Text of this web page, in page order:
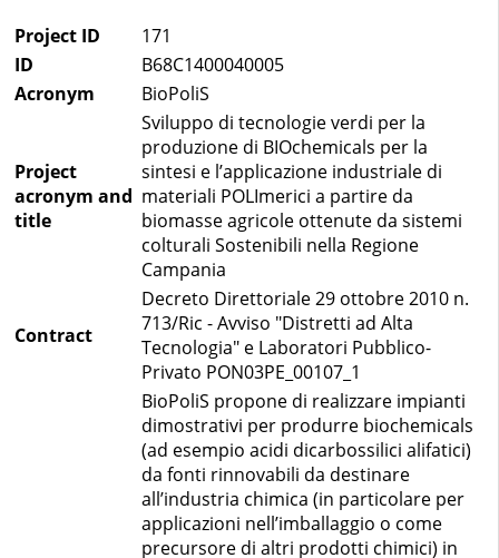
Project ID
171
ID
B68C1400040005
Acronym
BioPoliS
Project
acronym and
title
Sviluppo di tecnologie verdi per la
produzione di BIOchemicals per la
sintesi e l’applicazione industriale di
materiali POLImerici a partire da
biomasse agricole ottenute da sistemi
colturali Sostenibili nella Regione
Campania
Contract
Decreto Direttoriale 29 ottobre 2010 n.
713/Ric - Avviso "Distretti ad Alta
Tecnologia" e Laboratori Pubblico-
Privato PON03PE_00107_1
BioPoliS propone di realizzare impianti
dimostrativi per produrre biochemicals
(ad esempio acidi dicarbossilici alifatici)
da fonti rinnovabili da destinare
all’industria chimica (in particolare per
applicazioni nell’imballaggio o come
precursore di altri prodotti chimici) in